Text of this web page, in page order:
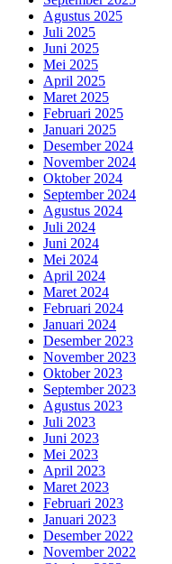
Agustus 2025
Juli 2025
Juni 2025
Mei 2025
April 2025
Maret 2025
Februari 2025
Januari 2025
Desember 2024
November 2024
Oktober 2024
September 2024
Agustus 2024
Juli 2024
Juni 2024
Mei 2024
April 2024
Maret 2024
Februari 2024
Januari 2024
Desember 2023
November 2023
Oktober 2023
September 2023
Agustus 2023
Juli 2023
Juni 2023
Mei 2023
April 2023
Maret 2023
Februari 2023
Januari 2023
Desember 2022
November 2022